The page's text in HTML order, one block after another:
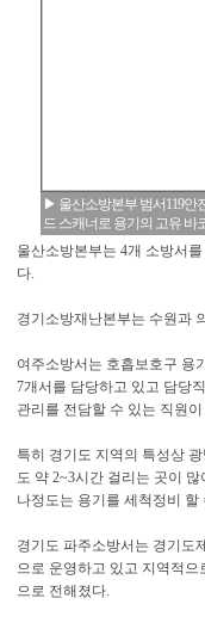
▶ 울산소방본부 범서119안
드 스캐너로 용기의 고유
울산소방본부는 4개 소방서
다.
경기소방재난본부는 수원과
여주소방서는 호흡보호구 용
7개서를 담당하고 있고 담당
관리를 전담할 수 있는 직원
특히 경기도 지역의 특성상
도 약 2~3시간 걸리는 곳이
나정도는 용기를 세척정비
경기도 파주소방서는 경기도
으로 운영하고 있고 지역적
으로 전해졌다.